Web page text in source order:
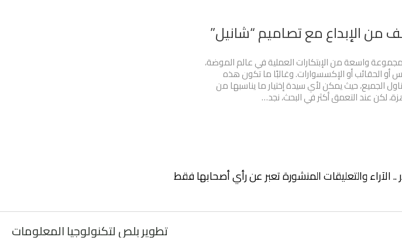
من الإبداع مع تصاميم “شانيل”
واسعة من الإبتكارات العملية في عالم الموضة،
أو الحقائب أو الإكسسوارات. وغالبًا ما تكون هذه
الجميع، حيث يمكن لأي سيدة إختيار ما يناسبها من
لكن عند التعمق أكثر في البحث، نجد…
الآراء والتعليقات المنشورة تعبر عن رأي أصحابها فقط
تطوير بلص لتكنولوجيا المعلومات